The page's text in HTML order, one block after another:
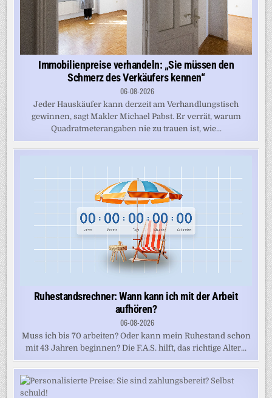
Immobilienpreise verhandeln: „Sie müssen den
Schmerz des Verkäufers kennen“
06-08-2026
Jeder Hauskäufer kann derzeit am Verhandlungstisch
gewinnen, sagt Makler Michael Pabst. Er verrät, warum
Quadratmeterangaben nie zu trauen ist, wie...
Ruhestandsrechner: Wann kann ich mit der Arbeit
aufhören?
06-08-2026
Muss ich bis 70 arbeiten? Oder kann mein Ruhestand schon
mit 43 Jahren beginnen? Die F.A.S. hilft, das richtige Alter...